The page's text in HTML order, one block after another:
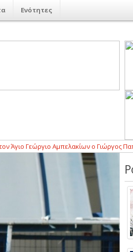
Ενότητες
Γεώργιο Αμπελακίων ο Γιώργος